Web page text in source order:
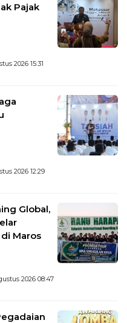
Pajak
2026 15:31
2026 12:29
Global,
Maros
2026 08:47